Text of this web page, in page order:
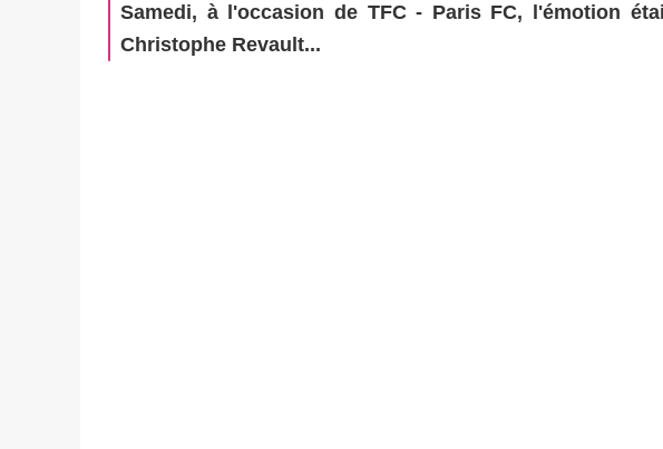
Samedi, à l'occasion de TFC - Paris FC, l'émotion
Christophe Revault...